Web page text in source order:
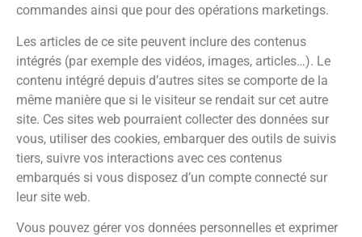
commandes ainsi que pour des opérations marketings.
Les articles de ce site peuvent inclure des contenus
intégrés (par exemple des vidéos, images, articles…). Le
contenu intégré depuis d’autres sites se comporte de la
même manière que si le visiteur se rendait sur cet autre
site. Ces sites web pourraient collecter des données sur
vous, utiliser des cookies, embarquer des outils de suivis
tiers, suivre vos interactions avec ces contenus
embarqués si vous disposez d’un compte connecté sur
leur site web.
Vous pouvez gérer vos données personnelles et exprimer